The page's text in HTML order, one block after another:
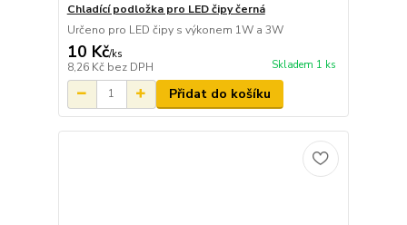
Chladící podložka pro LED čipy černá
Určeno pro LED čipy s výkonem 1W a 3W
10 Kč/ks
8,26 Kč bez DPH Skladem 1 ks
Přidat do košíku